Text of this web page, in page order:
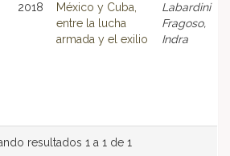
2018
México y Cuba,
entre la lucha
armada y el exilio
Labardini
Fragoso,
Indra
resultados 1 a 1 de 1